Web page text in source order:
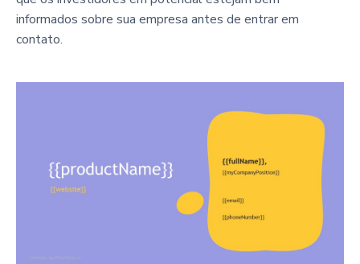
informados sobre sua empresa antes de entrar em
contato.